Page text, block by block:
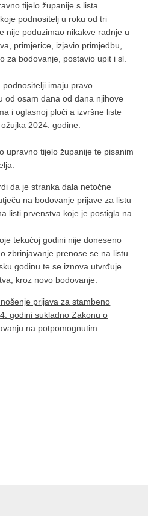
tijelo županije s lista
podnositelj u roku od tri
nije poduzimao nikakve radnje u
primjerice, izjavio primjedbu,
za bodovanje, postavio upit i sl.
imaju pravo
od osam dana od dana njihove
i oglasnoj ploči a izvršne liste
2024. godine.
upravno tijelo županije te pisanim
da je stranka dala netočne
na bodovanje prijave za listu
listi prvenstva koje je postigla na
tekućoj godini nije doneseno
zbrinjavanje prenose se na listu
godinu te se iznova utvrđuje
kroz novo bodovanje.
prijava za stambeno
godini sukladno Zakonu o
na potpomognutim